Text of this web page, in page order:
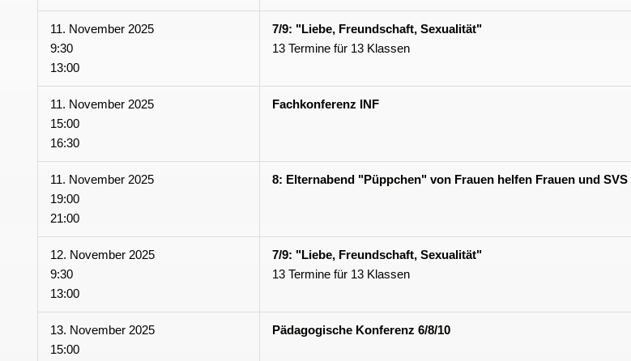
11. November 2025
9:30
13:00
7/9: "Liebe, Freundschaft, Sexualität"
13 Termine für 13 Klassen
11. November 2025
15:00
16:30
Fachkonferenz INF
11. November 2025
19:00
21:00
8: Elternabend "Püppchen" von Frauen helfen Frauen und SVS
12. November 2025
9:30
13:00
7/9: "Liebe, Freundschaft, Sexualität"
13 Termine für 13 Klassen
13. November 2025
15:00
Pädagogische Konferenz 6/8/10